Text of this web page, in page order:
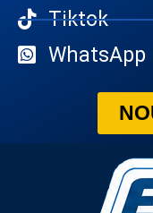
Tiktok
WhatsApp